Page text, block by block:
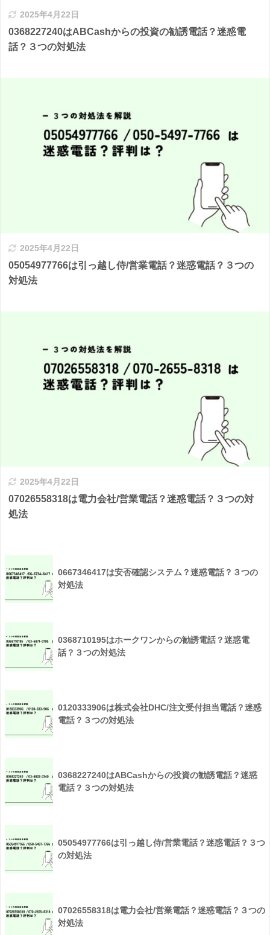
2025年4月22日
0368227240はABCashからの投資の勧誘電話？迷惑電
話？３つの対処法
2025年4月22日
05054977766は引っ越し侍/営業電話？迷惑電話？３つの
対処法
2025年4月22日
07026558318は電力会社/営業電話？迷惑電話？３つの対
処法
0667346417は安否確認システム？迷惑電話？３つの
対処法
0368710195はホークワンからの勧誘電話？迷惑電
話？３つの対処法
0120333906は株式会社DHC/注文受付担当電話？迷惑
電話？３つの対処法
0368227240はABCashからの投資の勧誘電話？迷惑
電話？３つの対処法
05054977766は引っ越し侍/営業電話？迷惑電話？３つ
の対処法
07026558318は電力会社/営業電話？迷惑電話？３つの
対処法